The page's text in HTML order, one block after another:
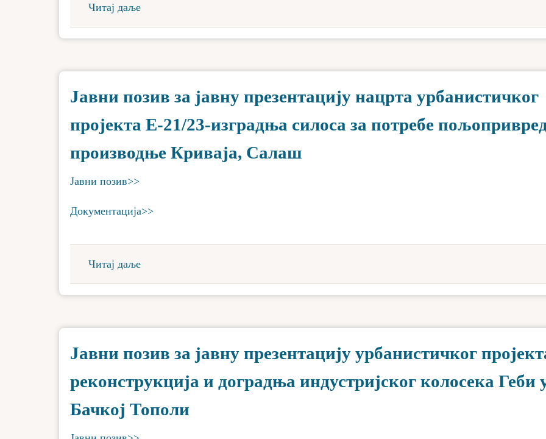
Читај даље
Јавни позив за јавну презентацију нацрта урбанистичког
пројекта Е-21/23-изградња силоса за потребе
производње Криваја, Салаш
Јавни позив>>
Документација>>
Читај даље
Јавни позив за јавну презентацију урбанистичког
реконструкција и доградња индустријског колосека Геби
Бачкој Тополи